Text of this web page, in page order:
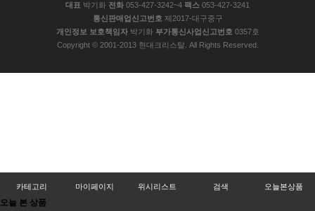
카테고리 마이페이지 위시리스트 검색 오늘본상품
오늘 본 상품
대표 박기화 전화 053-427-3242~4 팩스 053-427-3241
통신판매업신고번호 제2017-대구중구
개인정보 보호책임자박기화 부가통신사업신고번호 0357호
Copyright © 2001-2013 현대크리스탈. All Rights Reserved.